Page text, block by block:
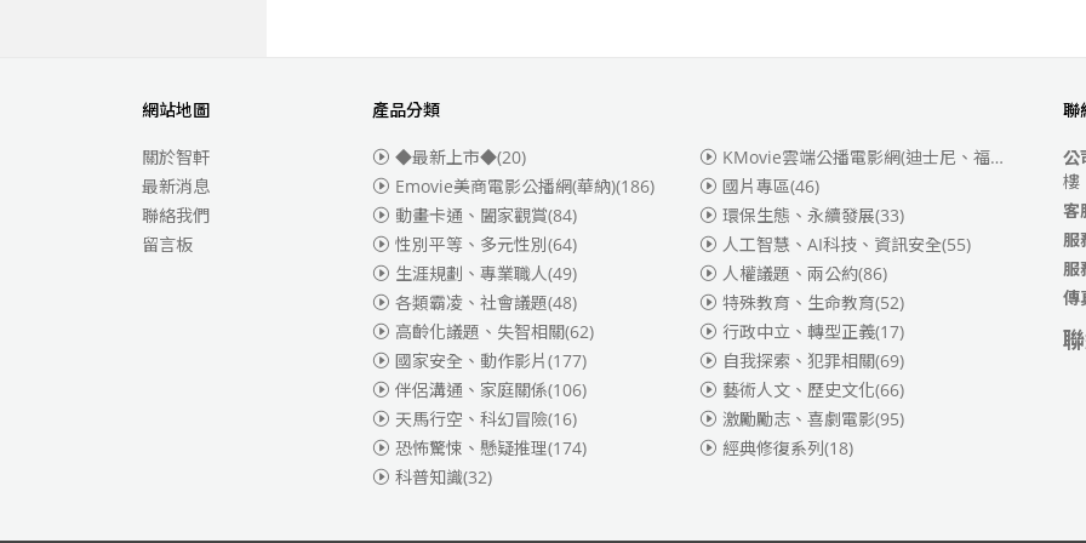
網站地圖
關於智軒
最新消息
聯絡我們
留言板
產品分類
◆最新上市◆(20) KMovie雲端公播電影網(迪士尼、福斯、索尼)
Emovie美商電影公播網(華納)(186) 國片專區(46)
動畫卡通、闔家觀賞(84) 環保生態、永續發展(33)
性別平等、多元性別(64) 人工智慧、AI科技、資訊安全(55)
生涯規劃、專業職人(49) 人權議題、兩公約(86)
各類霸凌、社會議題(48) 特殊教育、生命教育(52)
高齡化議題、失智相關(62) 行政中立、轉型正義(17)
國家安全、動作影片(177) 自我探索、犯罪相關(69)
伴侶溝通、家庭關係(106) 藝術人文、歷史文化(66)
天馬行空、科幻冒險(16) 激勵勵志、喜劇電影(95)
恐怖驚悚、懸疑推理(174) 經典修復系列(18)
科普知識(32)
聯
公
樓
客
服
服
傳